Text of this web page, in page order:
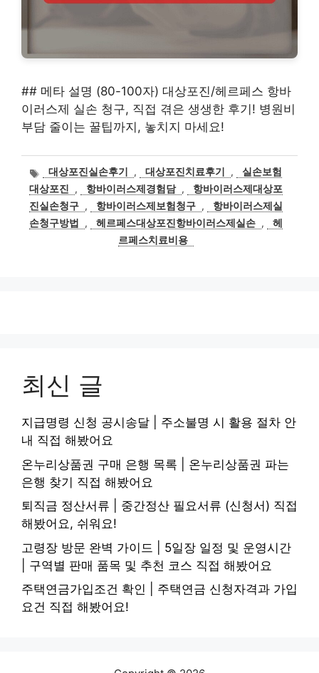
## 메타 설명 (80-100자) 대상포진/헤르페스 항바
이러스제 실손 청구, 직접 겪은 생생한 후기! 병원비
부담 줄이는 꿀팁까지, 놓치지 마세요!
태
그
대상포진실손후기 , 대상포진치료후기 ,
실손보험
대상포진
, 항바이러스제경험담 ,
항바이러스제대상포
진실손청구 , 항바이러스제보험청구 ,
항바이러스제실
손청구방법
, 헤르페스대상포진항바이러스제실손 ,
헤
르페스치료비용
최신 글
지급명령 신청 공시송달 | 주소불명 시 활용 절차 안
내 직접 해봤어요
온누리상품권 구매 은행 목록 | 온누리상품권 파는
은행 찾기 직접 해봤어요
퇴직금 정산서류 | 중간정산 필요서류 (신청서) 직접
해봤어요, 쉬워요!
고령장 방문 완벽 가이드 | 5일장 일정 및 운영시간
| 구역별 판매 품목 및 추천 코스 직접 해봤어요
주택연금가입조건 확인 | 주택연금 신청자격과 가입
요건 직접 해봤어요!